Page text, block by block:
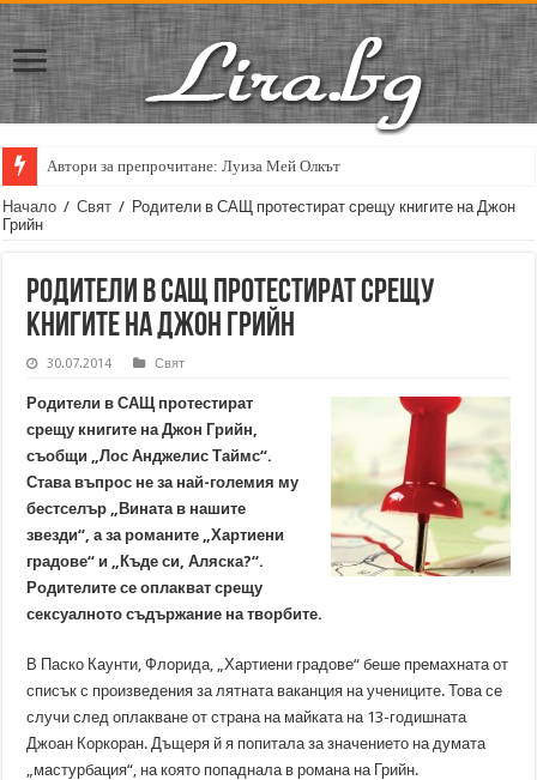
Автори за препрочитане: Луиза Мей Олкът
Начало / Свят / Родители в САЩ протестират срещу книгите на Джон
Грийн
Родители в САЩ протестират срещу
книгите на Джон Грийн
30.07.2014 Свят
Родители в САЩ протестират
срещу книгите на Джон Грийн,
съобщи „Лос Анджелис Таймс“.
Става въпрос не за най-големия му
бестселър „Вината в нашите
звезди“, а за романите „Хартиени
градове“ и „Къде си, Аляска?“.
Родителите се оплакват срещу
сексуалното съдържание на творбите.
В Паско Каунти, Флорида, „Хартиени градове“ беше премахната от
списък с произведения за лятната ваканция на учениците. Това се
случи след оплакване от страна на майката на 13-годишната
Джоан Коркоран. Дъщеря й я попитала за значението на думата
„мастурбация“, на която попаднала в романа на Грийн.